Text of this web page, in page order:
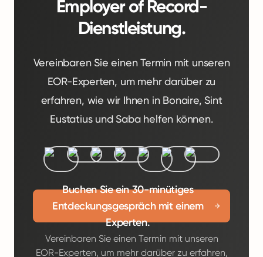
Employer of Record-
Dienstleistung.
Vereinbaren Sie einen Termin mit unseren
EOR-Experten, um mehr darüber zu
erfahren, wie wir Ihnen in Bonaire, Sint
Eustatius und Saba helfen können.
Buchen Sie ein 30-minütiges
Entdeckungsgespräch mit einem
Experten.
Vereinbaren Sie einen Termin mit unseren
EOR-Experten, um mehr darüber zu erfahren,